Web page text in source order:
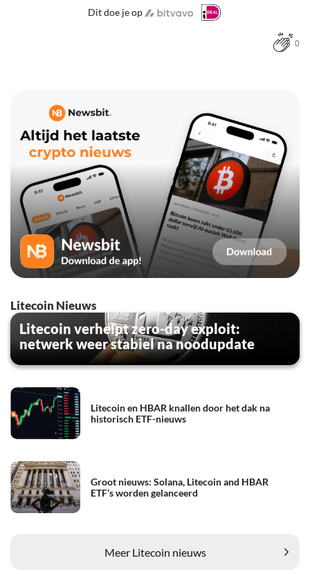
Dit doe je op
0
Litecoin Nieuws
Litecoin verhelpt zero-day exploit:
netwerk weer stabiel na noodupdate
Litecoin en HBAR knallen door het dak na
historisch ETF-nieuws
Groot nieuws: Solana, Litecoin and HBAR
ETF’s worden gelanceerd
Meer Litecoin nieuws